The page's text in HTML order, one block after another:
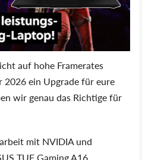
auf hohe Framerates
ein Upgrade für eure
wir genau das Richtige für
mit NVIDIA und
TUF Gaming A16